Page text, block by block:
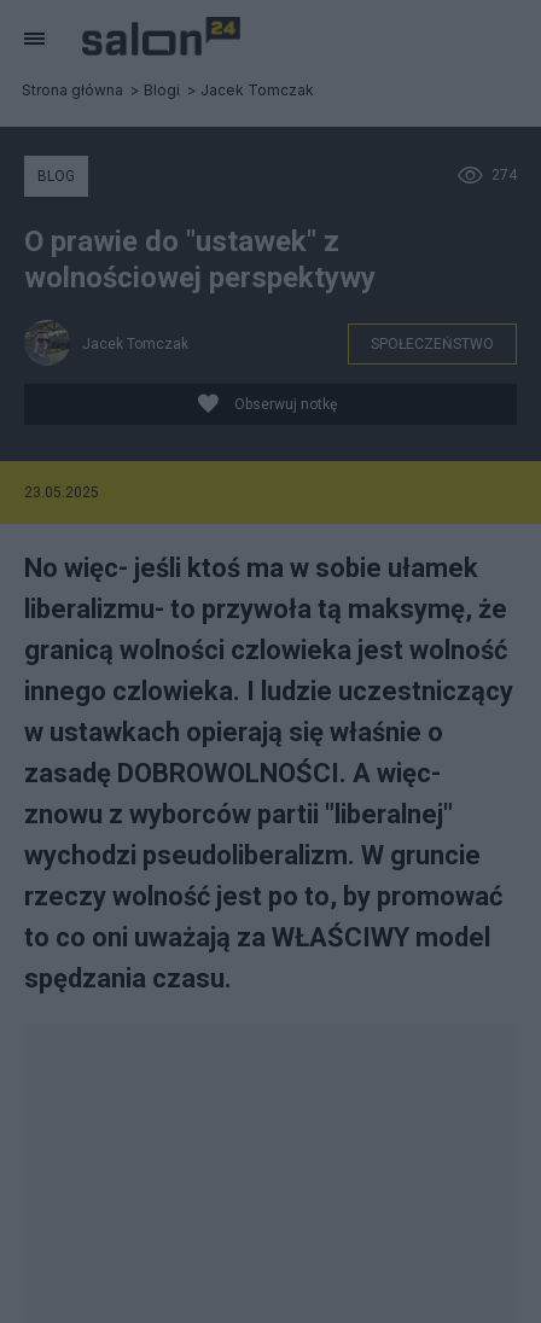
Strona główna Blogi Jacek Tomczak
274
BLOG
O prawie do "ustawek" z
wolnościowej perspektywy
Jacek Tomczak SPOŁECZEŃSTWO
Obserwuj notkę
23.05.2025
No więc- jeśli ktoś ma w sobie ułamek
liberalizmu- to przywoła tą maksymę, że
granicą wolności czlowieka jest wolność
innego czlowieka. I ludzie uczestniczący
w ustawkach opierają się właśnie o
zasadę DOBROWOLNOŚCI. A więc-
znowu z wyborców partii "liberalnej"
wychodzi pseudoliberalizm. W gruncie
rzeczy wolność jest po to, by promować
to co oni uważają za WŁAŚCIWY model
spędzania czasu.